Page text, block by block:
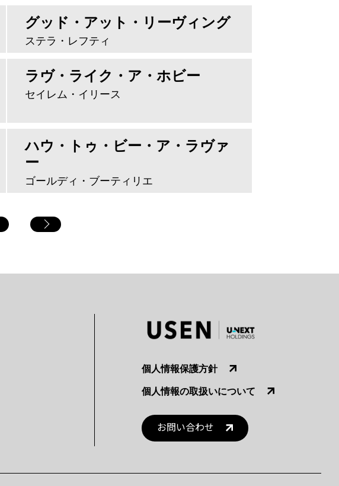
グッド・アット・リーヴィング
ステラ・レフティ
ラヴ・ライク・ア・ホビー
セイレム・イリース
ハウ・トゥ・ビー・ア・ラヴァ
ー
ゴールディ・ブーティリエ
個人情報保護方針
個人情報の取扱いについて
お問い合わせ